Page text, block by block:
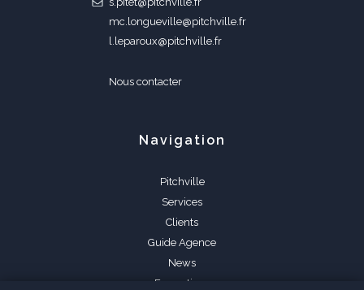
mc.longueville@pitchville.fr
l.leparoux@pitchville.fr
Nous contacter
Navigation
Pitchville
Services
Clients
Guide Agence
News
Formations